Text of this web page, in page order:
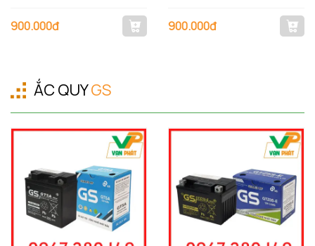
900.000đ 900.000đ
ẮC QUYGS